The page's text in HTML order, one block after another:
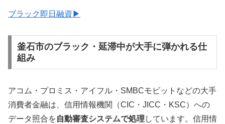
ブラック即日融資▶
釜石市のブラック・延滞中が大手に弾かれる仕
組み
アコム・プロミス・アイフル・SMBCモビットなどの大手
消費者金融は、信用情報機関（CIC・JICC・KSC）への
データ照合を自動審査システムで処理 しています。信用情